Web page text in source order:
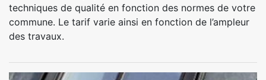
techniques de qualité en fonction des normes de votre
commune. Le tarif varie ainsi en fonction de l’ampleur
des travaux.